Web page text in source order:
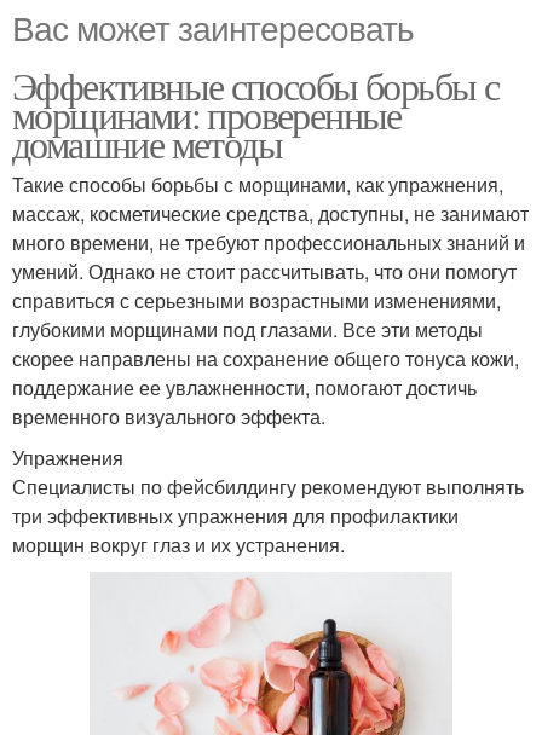
Вас может заинтересовать
Эффективные способы борьбы с
морщинами: проверенные
домашние методы
Такие способы борьбы с морщинами, как упражнения,
массаж, косметические средства, доступны, не занимают
много времени, не требуют профессиональных знаний и
умений. Однако не стоит рассчитывать, что они помогут
справиться с серьезными возрастными изменениями,
глубокими морщинами под глазами. Все эти методы
скорее направлены на сохранение общего тонуса кожи,
поддержание ее увлажненности, помогают достичь
временного визуального эффекта.
Упражнения
Специалисты по фейсбилдингу рекомендуют выполнять
три эффективных упражнения для профилактики
морщин вокруг глаз и их устранения.